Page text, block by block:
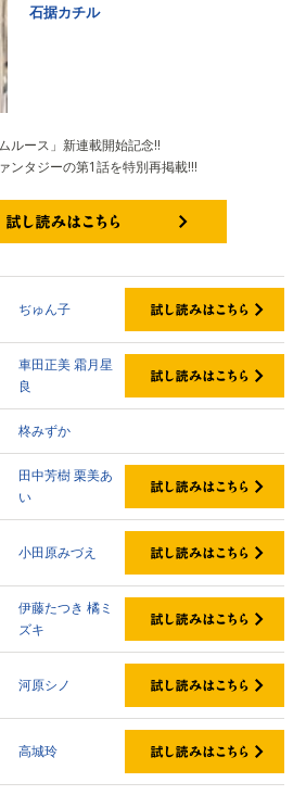
石据カチル
ルース」新連載開始記念!!
ンタジーの第1話を特別再掲載!!!
ぢゅん子
車田正美霜月星
良
柊みずか
田中芳樹栗美あ
い
小田原みづえ
伊藤たつき 橘ミ
ズキ
河原シノ
高城玲